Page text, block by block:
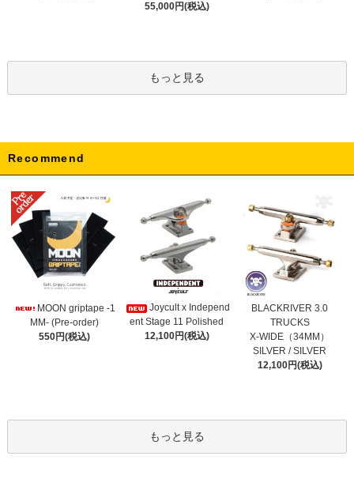
55,000円(税込)
もっと見る
Recommend
MOON griptape -1
MM- (Pre-order)
550円(税込)
Joycult x Independ
ent Stage 11 Polished
12,100円(税込)
BLACKRIVER 3.0
TRUCKS
X-WIDE（34MM）
SILVER / SILVER
12,100円(税込)
もっと見る